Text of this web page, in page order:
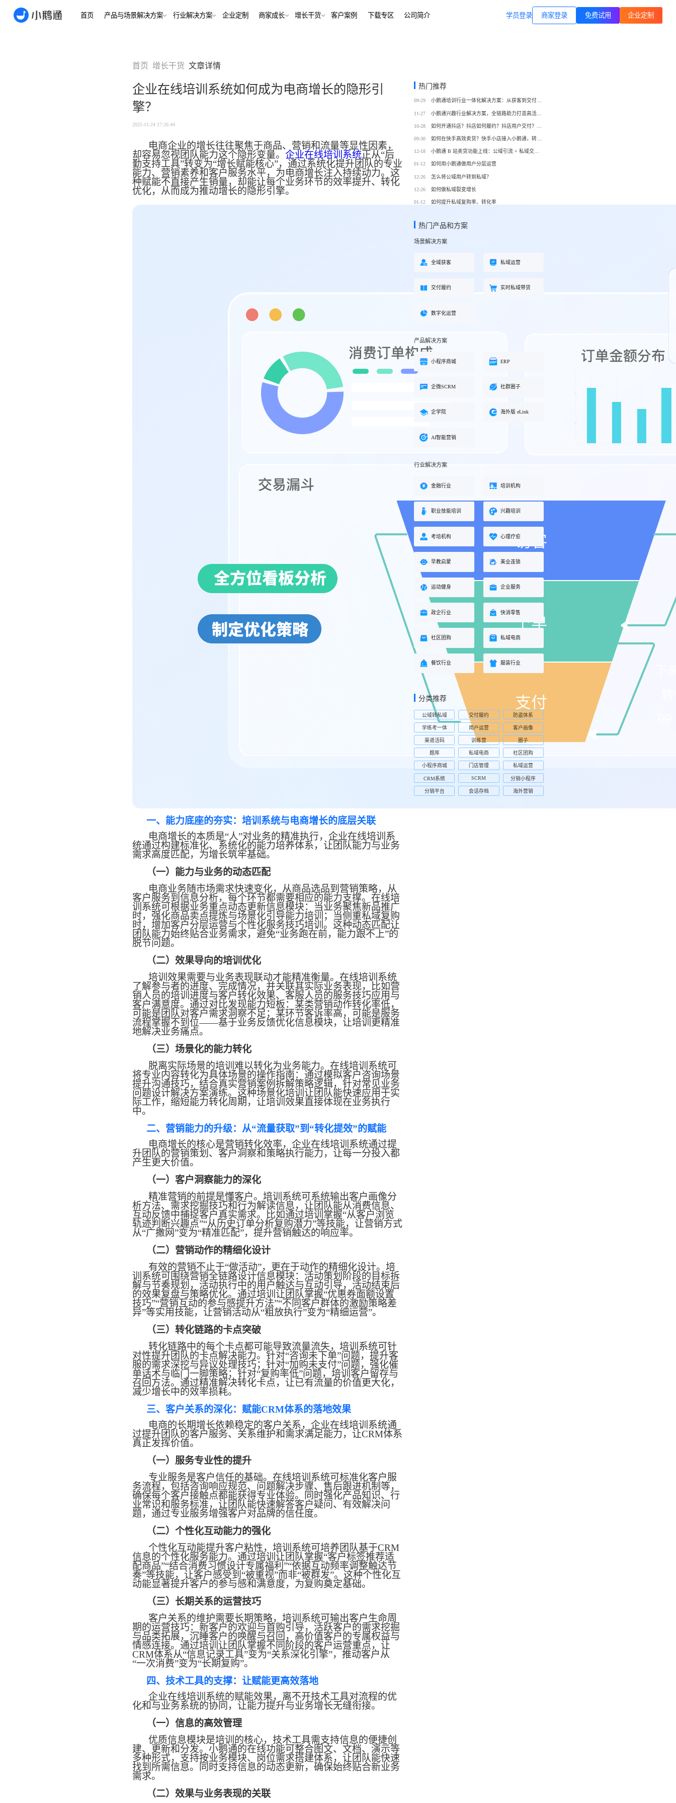
首页 产品与场景解决方案
全域获客
打通视频号抖音快手工具，流量沉
私域运营
私域增长利器，助力私域获客/培育/
转、一站式解决方案
私域销转/私域带货/实时互动工具
经营全链路数据洞察，公域私域打
通
产品
小程序商城 ERP 企微SCRM
企业培训系统，员工培训、考试全
适配出海场景的全新产品，实现海
AI智能营销就用小鹅通
行业解决方案
金融/财经行业
合规、转化、AI+——12000+金融
客户的共同选择
培训机构私域销转一站式解决方案
考公考研、专升本、出国留学等一
心理疗愈
连锁心理机构的私域获客、标准化
交付与用户留存、多门店管理工具
早教启蒙
打通招生-营期-家校链路闭环，实现
长期增长
美业连锁
9 年深耕，为美业定义实时互动私
域新标准
提供数字化解决方案
私域电商系统，全链路私域增长解
加盟培育、连锁门店管理、企业商
服装行业私域互动运营一站式解决
付与用户留存一站式解决方案
企业定制 商家成长
帮助中心
增长干货 客户案例 公司简介 学员登录 商家登录
首页 增长干货 文章详情
企业在线培训系统如何成为电商增长的隐形引
擎？
2025-11-24 17:26:44
电商企业的增长往往聚焦于商品、营销和流量等显性因素，
却容易忽视团队能力这个隐形变量。企业在线培训系统正从“后
勤支持工具”转变为“增长赋能核心”，通过系统化提升团队的专业
能力、营销素养和客户服务水平，为电商增长注入持续动力。这
种赋能不直接产生销量，却能让每个业务环节的效率提升、转化
优化，从而成为推动增长的隐形引擎。
一、能力底座的夯实：培训系统与电商增长的底层关联
电商增长的本质是“人”对业务的精准执行，企业在线培训系
统通过构建标准化、系统化的能力培养体系，让团队能力与业务
需求高度匹配，为增长筑牢基础。
（一）能力与业务的动态匹配
电商业务随市场需求快速变化，从商品选品到营销策略，从
客户服务到信息分析，每个环节都需要相应的能力支撑。在线培
训系统可根据业务重点动态更新信息模块：当业务聚焦新品推广
时，强化商品卖点提炼与场景化引导能力培训；当侧重私域复购
时，增加客户分层运营与个性化服务技巧培训。这种动态匹配让
团队能力始终贴合业务需求，避免“业务跑在前，能力跟不上”的
脱节问题。
（二）效果导向的培训优化
培训效果需要与业务表现联动才能精准衡量。在线培训系统
了解参与者的进度、完成情况，并关联其实际业务表现，比如营
销人员的培训进度与客户转化效果、客服人员的服务技巧应用与
客户满意度。通过对比发现能力短板：某类营销动作转化率低，
可能是团队对客户需求洞察不足；某环节客诉率高，可能是服务
流程掌握不到位——基于业务反馈优化信息模块，让培训更精准
地解决业务痛点。
（三）场景化的能力转化
脱离实际场景的培训难以转化为业务能力。在线培训系统可
将专业内容转化为具体场景的操作指南：通过模拟客户咨询场景
提升沟通技巧，结合真实营销案例拆解策略逻辑，针对常见业务
问题设计解决方案演练。这种场景化培训让团队能快速应用于实
际工作，缩短能力转化周期，让培训效果直接体现在业务执行
中。
二、营销能力的升级：从“流量获取”到“转化提效”的赋能
电商增长的核心是营销转化效率，企业在线培训系统通过提
升团队的营销策划、客户洞察和策略执行能力，让每一分投入都
产生更大价值。
（一）客户洞察能力的深化
精准营销的前提是懂客户。培训系统可系统输出客户画像分
析方法、需求挖掘技巧和行为解读信息，让团队能从消费信息、
互动反馈中捕捉客户真实需求。比如通过培训掌握“从客户浏览
轨迹判断兴趣点”“从历史订单分析复购潜力”等技能，让营销方式
从“广撒网”变为“精准匹配”，提升营销触达的响应率。
（二）营销动作的精细化设计
有效的营销不止于“做活动”，更在于动作的精细化设计。培
训系统可围绕营销全链路设计信息模块：活动策划阶段的目标拆
解与节奏规划，活动执行中的用户触达与互动引导，活动结束后
的效果复盘与策略优化。通过培训让团队掌握“优惠券面额设置
技巧”“营销互动的参与感提升方法”“不同客户群体的激励策略差
异”等实用技能，让营销活动从“粗放执行”变为“精细运营”。
（三）转化链路的卡点突破
转化链路中的每个卡点都可能导致流量流失，培训系统可针
对性提升团队的卡点解决能力。针对“咨询未下单”问题，提升客
服的需求深挖与异议处理技巧；针对“加购未支付”问题，强化催
单话术与临门一脚策略；针对“复购率低”问题，培训客户留存与
召回方法。通过精准解决转化卡点，让已有流量的价值更大化，
减少增长中的效率损耗。
三、客户关系的深化：赋能CRM体系的落地效果
电商的长期增长依赖稳定的客户关系，企业在线培训系统通
过提升团队的客户服务、关系维护和需求满足能力，让CRM体系
真正发挥价值。
（一）服务专业性的提升
专业服务是客户信任的基础。在线培训系统可标准化客户服
务流程，包括咨询响应规范、问题解决步骤、售后跟进机制等，
确保每个客户接触点都能获得专业体验。同时强化产品知识、行
业常识和服务标准，让团队能快速解答客户疑问、有效解决问
题，通过专业服务增强客户对品牌的信任度。
（二）个性化互动能力的强化
个性化互动能提升客户粘性，培训系统可培养团队基于CRM
信息的个性化服务能力。通过培训让团队掌握“客户标签推荐适
配商品”“结合消费习惯设计专属福利”“依据互动频率调整触达节
奏”等技能，让客户感受到“被重视”而非“被群发”。这种个性化互
动能显著提升客户的参与感和满意度，为复购奠定基础。
（三）长期关系的运营技巧
客户关系的维护需要长期策略，培训系统可输出客户生命周
期的运营技巧：新客户的欢迎与首购引导，活跃客户的需求挖掘
与品类拓展，沉睡客户的唤醒与召回，高价值客户的专属权益与
情感连接。通过培训让团队掌握不同阶段的客户运营重点，让
CRM体系从“信息记录工具”变为“关系深化引擎”，推动客户从
“一次消费”变为“长期复购”。
四、技术工具的支撑：让赋能更高效落地
企业在线培训系统的赋能效果，离不开技术工具对流程的优
化和与业务系统的协同，让能力提升与业务增长无缝衔接。
（一）信息的高效管理
优质信息模块是培训的核心，技术工具需支持信息的便捷创
建、更新和分发。小鹅通的在线功能可整合图文、文档、演示等
多种形式，支持按业务模块、岗位需求搭建体系，让团队能快速
找到所需信息。同时支持信息的动态更新，确保始终贴合新业务
需求。
（二）效果与业务表现的关联
热门推荐
09-29 小鹅通培训行业一体化解决方案：从获客到交付，帮你打通增长全链路！
11-27
10-28
09-30
12-18
01-12 如何用小鹅通做用户分层运营
12-26 怎么将公域用户转到私域？
12-26 如何做私域裂变增长
01-12 如何提升私域复购率、转化率
热门产品和方案
场景解决方案
全域获客 私域运营
交付履约 实时私域带货
数字化运营
产品解决方案
小程序商城 ERP
企微SCRM 社群圈子
企学院 海外版 eLink
AI智能营销
行业解决方案
金融行业 培训机构
职业技能培训 兴趣培训
考培机构 心理疗愈
早教启蒙 美业连锁
运动健身 企业服务
政企行业 快消零售
社区团购 私域电商
餐饮行业 服装行业
分类推荐
公域转私域 交付履约 防盗体系
学练考一体 用户运营 客户画像
渠道活码 训练营 圈子
题库 私域电商 社区团购
小程序商城 门店管理 私域运营
CRM系统 SCRM 分销小程序
分销平台 会话存档 海外营销